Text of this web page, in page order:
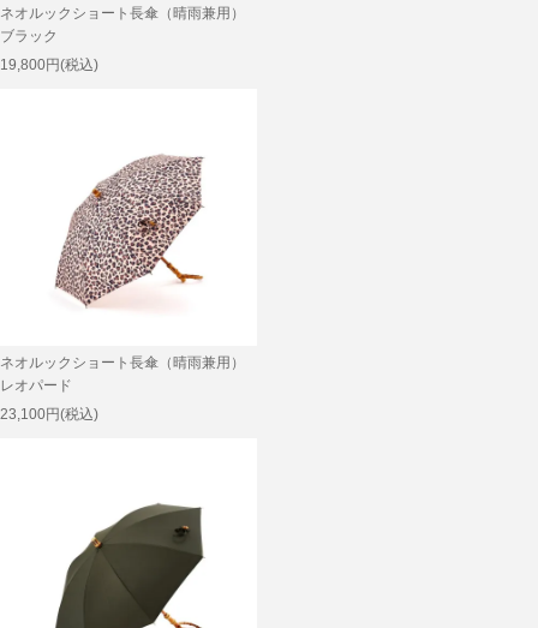
ネオルックショート長傘（晴雨兼用）
ブラック
19,800円(税込)
ネオルックショート長傘（晴雨兼用）
レオパード
23,100円(税込)